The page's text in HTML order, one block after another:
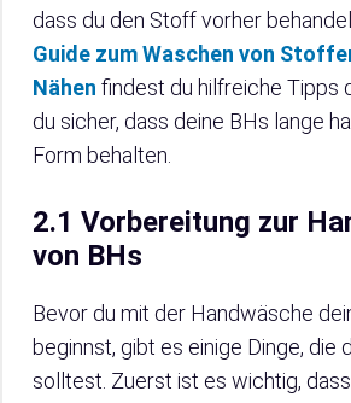
dass du den Stoff vorher
Guide zum Waschen von
Nähen findest du hilfreiche Tipps
du sicher, dass deine BHs lange
Form behalten.
2.1 Vorbereitung zur
von BHs
Bevor du mit der Handwäsche
beginnst, gibt es einige Dinge, die
solltest. Zuerst ist es wichtig,